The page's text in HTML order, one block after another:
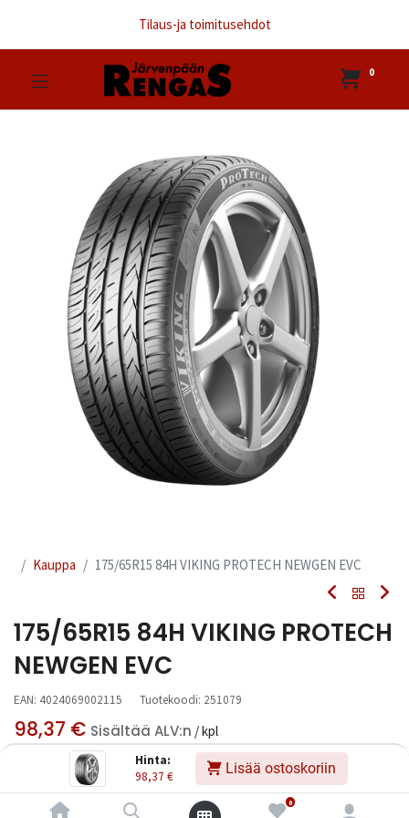
Hinta:
98,37 € Lisää ostoskoriin
0
Tilaus-ja toimitusehdot
0
Kauppa 175/65R15 84H VIKING PROTECH NEWGEN EVC
175/65R15 84H VIKING PROTECH
NEWGEN EVC
EAN: 4024069002115 Tuotekoodi: 251079
98,37 € Sisältää ALV:n / kpl
Toimittajilla (ulkomaa):
Saatavilla
Toimitusaika:
3 arkipäivää